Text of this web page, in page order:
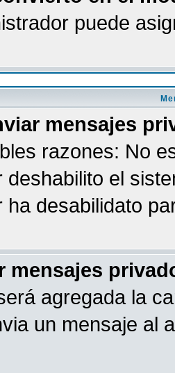
puede
mensajes
razones: No
deshabilito el
ha desabilidato
mensajes
agregada la
un mensaje al